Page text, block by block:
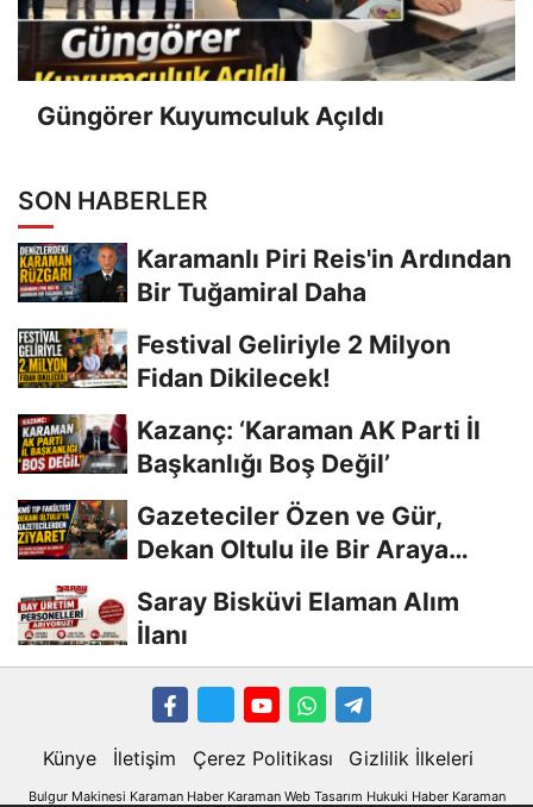
Güngörer Kuyumculuk Açıldı
SON HABERLER
Karamanlı Piri Reis'in Ardından
Bir Tuğamiral Daha
Festival Geliriyle 2 Milyon
Fidan Dikilecek!
Kazanç: ‘Karaman AK Parti İl
Başkanlığı Boş Değil’
Gazeteciler Özen ve Gür,
Dekan Oltulu ile Bir Araya
Saray Bisküvi Elaman Alım
İlanı
Künye İletişim Çerez Politikası Gizlilik İlkeleri
Bulgur Makinesi Karaman Haber Karaman Web Tasarım Hukuki Haber Karaman